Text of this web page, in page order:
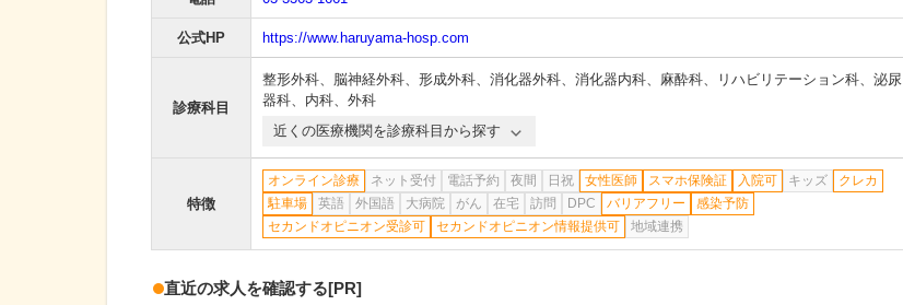
公式HP https://www.haruyama-hosp.com
診療科目
整形外科、 脳神経外科、 形成外科、 消化器外科、 消化器内科、 麻酔科、 リハビリテーション科、 泌尿
器科、 内科、 外科
近くの医療機関を診療科目から探す
特徴
オンライン診療 ネット受付 電話予約 夜間 日祝 女性医師 スマホ保険証 入院可 キッズ
クレカ
駐車場
英語 外国語 大病院 がん 在宅 訪問 DPC バリアフリー
感染予防
セカンドオピニオン受診可
セカンドオピニオン情報提供可 地域連携
直近の求人を確認する[PR]